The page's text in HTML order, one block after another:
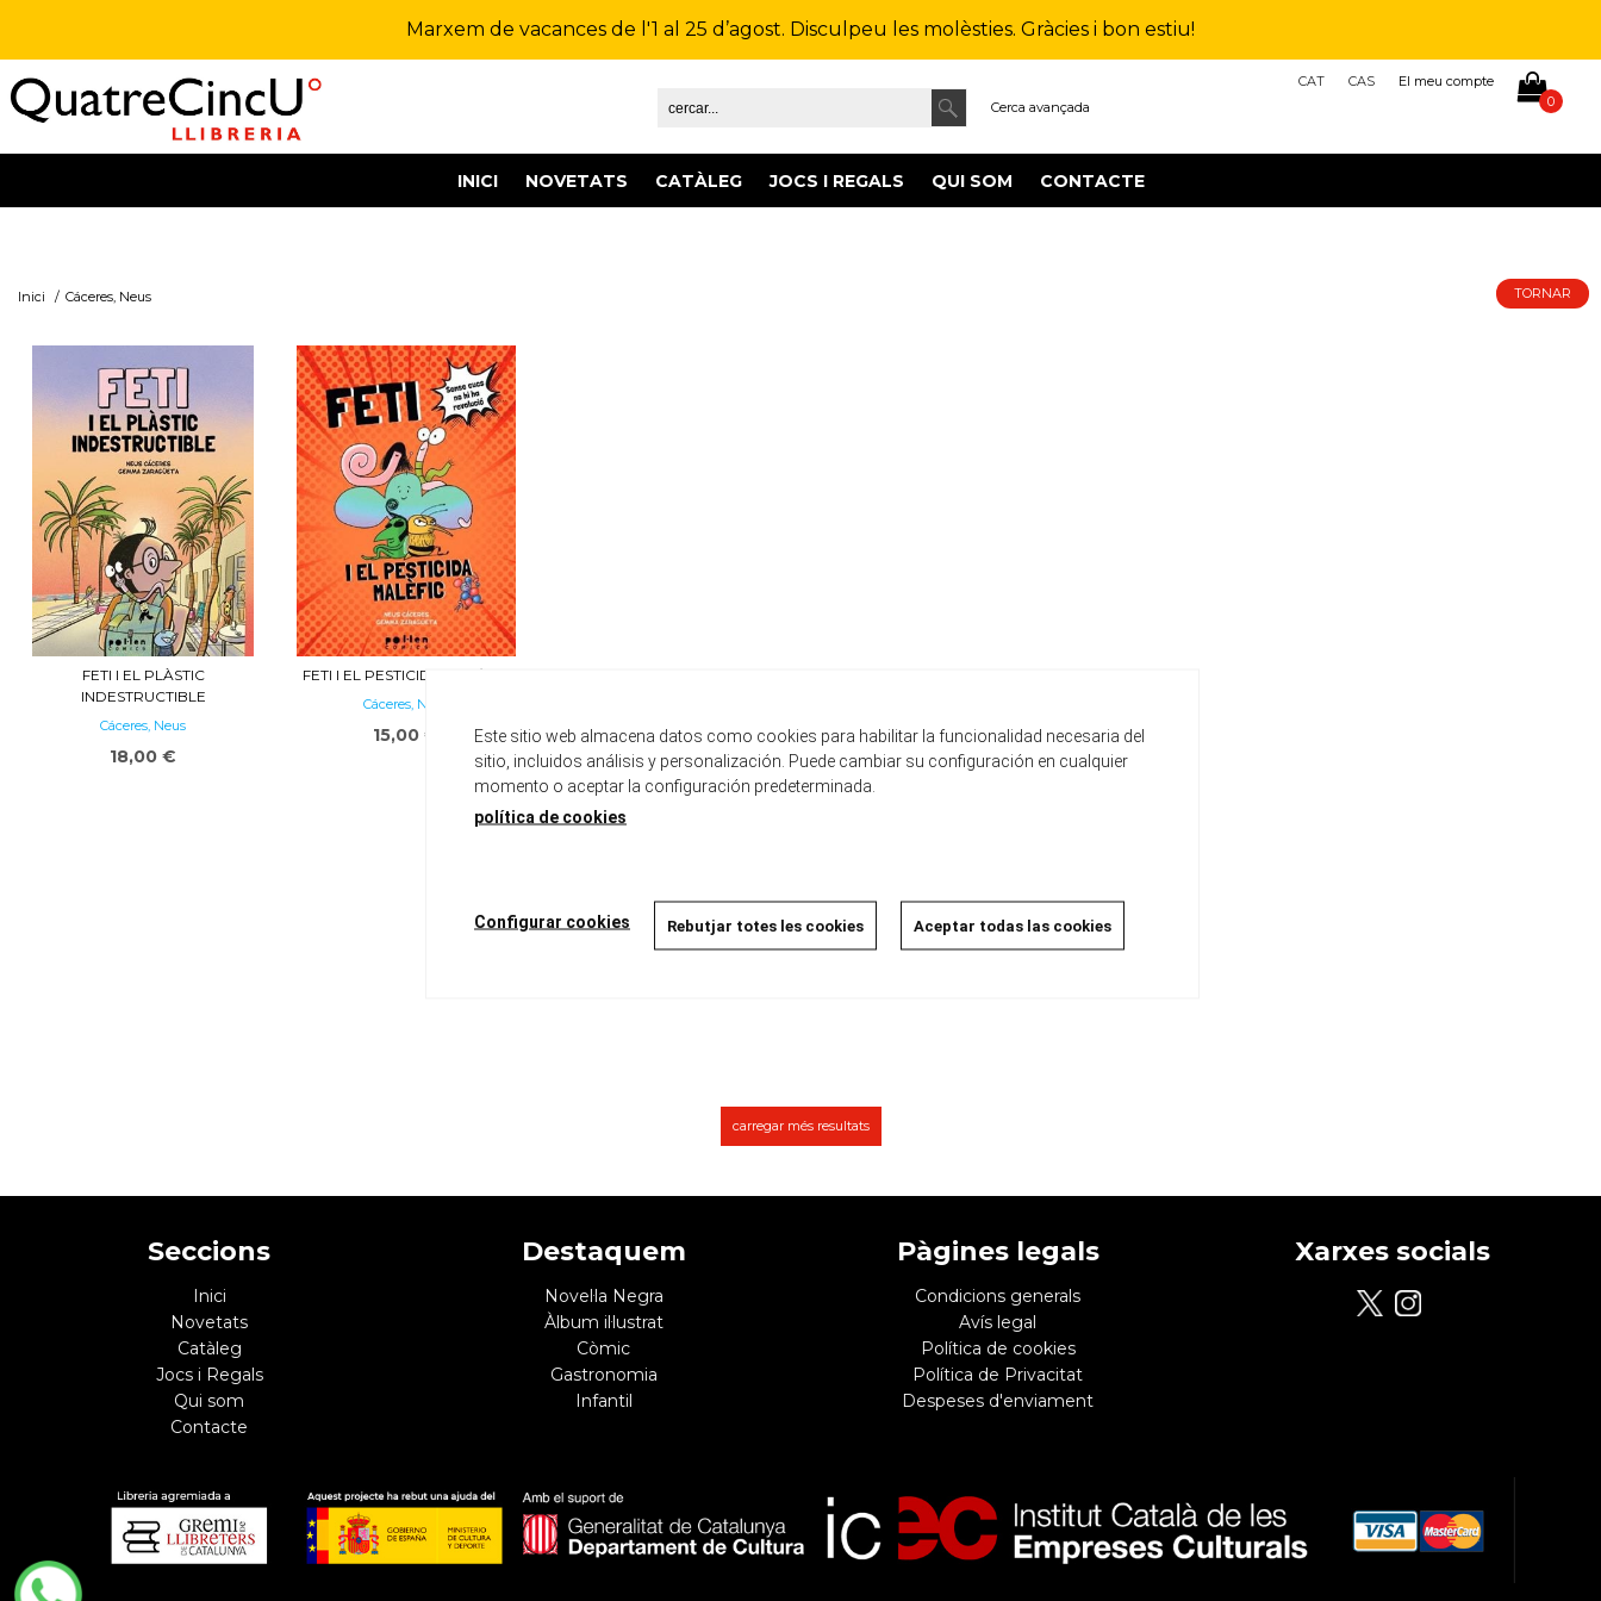
Marxem de vacances de l'1 al 25 d’agost. Disculpeu les molèsties. Gràcies i bon estiu!
CAT CAS
El meu compte
0
INICI NOVETATS CATÀLEG JOCS I REGALS QUI SOM CONTACTE
Cerca avançada
Inici / Cáceres, Neus TORNAR
FETI I EL PLÀSTIC
INDESTRUCTIBLE
Cáceres, Neus
18,00 €
FETI I EL PESTICIDA MALÈFIC
Cáceres, Neus
15,00 €
carregar més resultats
Seccions
Inici
Novetats
Catàleg
Jocs i Regals
Qui som
Contacte
Destaquem
Novel·la Negra
Àlbum il·lustrat
Còmic
Gastronomia
Infantil
Pàgines legals
Condicions generals
Avís legal
Política de cookies
Política de Privacitat
Despeses d'enviament
Xarxes socials
Este sitio web almacena datos como cookies para habilitar la funcionalidad necesaria del
sitio, incluidos análisis y personalización. Puede cambiar su configuración en cualquier
momento o aceptar la configuración predeterminada.
política de cookies
Configurar cookies Rebutjar totes les cookies Aceptar todas las cookies